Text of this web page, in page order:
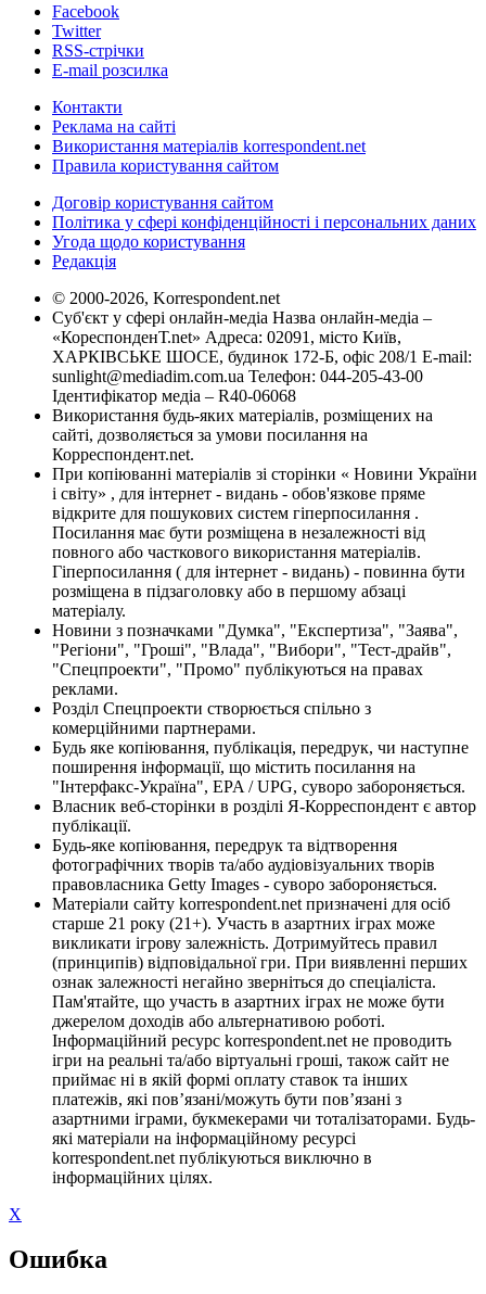
Facebook
Twitter
RSS-стрічки
E-mail розсилка
Контакти
Реклама на сайті
Використання матеріалів korrespondent.net
Правила користування сайтом
Договір користування сайтом
Політика у сфері конфіденційності і персональних даних
Угода щодо користування
Редакція
© 2000-2026, Korrespondent.net
Суб'єкт у сфері онлайн-медіа Назва онлайн-медіа –
«КореспонденТ.net» Адреса: 02091, місто Київ,
ХАРКІВСЬКЕ ШОСЕ, будинок 172-Б, офіс 208/1 E-mail:
sunlight@mediadim.com.ua Телефон: 044-205-43-00
Ідентифікатор медіа – R40-06068
Використання будь-яких матеріалів, розміщених на
сайті, дозволяється за умови посилання на
Корреспондент.net.
При копіюванні матеріалів зі сторінки « Новини України
і світу» , для інтернет - видань - обов'язкове пряме
відкрите для пошукових систем гіперпосилання .
Посилання має бути розміщена в незалежності від
повного або часткового використання матеріалів.
Гіперпосилання ( для інтернет - видань) - повинна бути
розміщена в підзаголовку або в першому абзаці
матеріалу.
Новини з позначками "Думка", "Експертиза", "Заява",
"Регіони", "Гроші", "Влада", "Вибори", "Тест-драйв",
"Спецпроекти", "Промо" публікуються на правах
реклами.
Розділ Спецпроекти створюється спільно з
комерційними партнерами.
Будь яке копіювання, публікація, передрук, чи наступне
поширення інформації, що містить посилання на
"Інтерфакс-Україна", EPA / UPG, суворо забороняється.
Власник веб-сторінки в розділі Я-Корреспондент є автор
публікації.
Будь-яке копіювання, передрук та відтворення
фотографічних творів та/або аудіовізуальних творів
правовласника Getty Images - суворо забороняється.
Матеріали сайту korrespondent.net призначені для осіб
старше 21 року (21+). Участь в азартних іграх може
викликати ігрову залежність. Дотримуйтесь правил
(принципів) відповідальної гри. При виявленні перших
ознак залежності негайно зверніться до спеціаліста.
Пам'ятайте, що участь в азартних іграх не може бути
джерелом доходів або альтернативою роботі.
Інформаційний ресурс korrespondent.net не проводить
ігри на реальні та/або віртуальні гроші, також сайт не
приймає ні в якій формі оплату ставок та інших
платежів, які пов’язані/можуть бути пов’язані з
азартними іграми, букмекерами чи тоталізаторами. Будь-
які матеріали на інформаційному ресурсі
korrespondent.net публікуються виключно в
інформаційних цілях.
X
Ошибка